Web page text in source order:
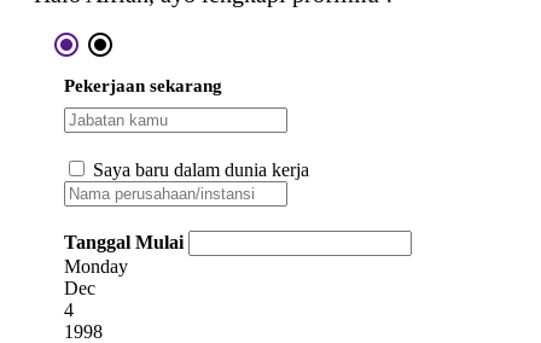
radio_button_checked radio_button_checked
Pekerjaan sekarang
Saya baru dalam dunia kerja
Tanggal Mulai
Monday
Dec
4
1998